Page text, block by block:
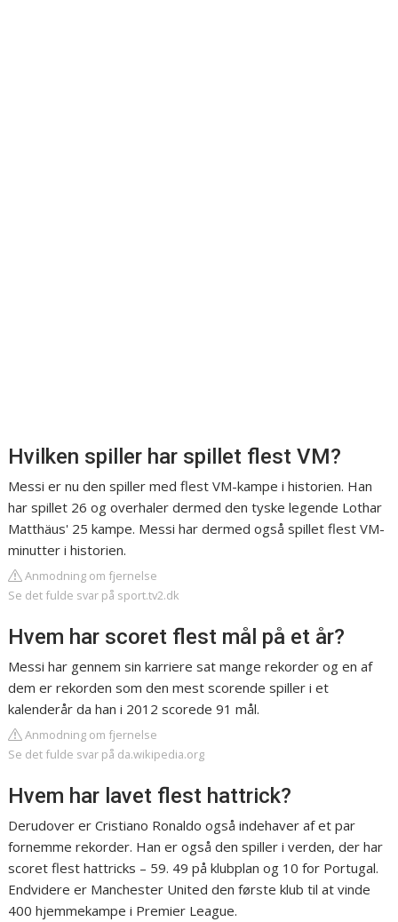
Hvilken spiller har spillet flest VM?
Messi er nu den spiller med flest VM-kampe i historien. Han
har spillet 26 og overhaler dermed den tyske legende Lothar
Matthäus' 25 kampe. Messi har dermed også spillet flest VM-
minutter i historien.
Anmodning om fjernelse
Se det fulde svar på sport.tv2.dk
Hvem har scoret flest mål på et år?
Messi har gennem sin karriere sat mange rekorder og en af
dem er rekorden som den mest scorende spiller i et
kalenderår da han i 2012 scorede 91 mål.
Anmodning om fjernelse
Se det fulde svar på da.wikipedia.org
Hvem har lavet flest hattrick?
Derudover er Cristiano Ronaldo også indehaver af et par
fornemme rekorder. Han er også den spiller i verden, der har
scoret flest hattricks – 59. 49 på klubplan og 10 for Portugal.
Endvidere er Manchester United den første klub til at vinde
400 hjemmekampe i Premier League.